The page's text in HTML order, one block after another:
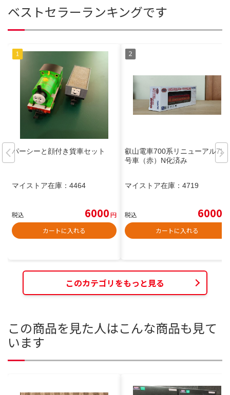
ベストセラーランキングです
パーシーと顔付き貨車セット
マイストア在庫： 4464
税込 6000円
カートに入れる
叡山電車700系リニューアル722
号車（赤）N化済み
マイストア在庫： 4719
税込 6000
カートに入れる
このカテゴリをもっと見る
この商品を見た人はこんな商品も見て
います